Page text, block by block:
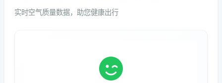
实时空气质量数据，助您健康出行